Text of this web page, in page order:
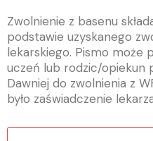
Zwolnienie z basenu
podstawie uzyskanego
lekarskiego. Pismo może
uczeń lub rodzic/opiekun
Dawniej do zwolnienia z
było zaświadczenie